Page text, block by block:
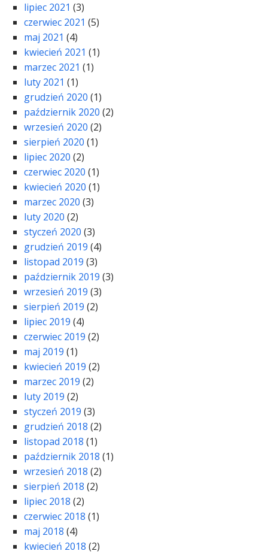
lipiec 2021 (3)
czerwiec 2021 (5)
maj 2021 (4)
kwiecień 2021 (1)
marzec 2021 (1)
luty 2021 (1)
grudzień 2020 (1)
październik 2020 (2)
wrzesień 2020 (2)
sierpień 2020 (1)
lipiec 2020 (2)
czerwiec 2020 (1)
kwiecień 2020 (1)
marzec 2020 (3)
luty 2020 (2)
styczeń 2020 (3)
grudzień 2019 (4)
listopad 2019 (3)
październik 2019 (3)
wrzesień 2019 (3)
sierpień 2019 (2)
lipiec 2019 (4)
czerwiec 2019 (2)
maj 2019 (1)
kwiecień 2019 (2)
marzec 2019 (2)
luty 2019 (2)
styczeń 2019 (3)
grudzień 2018 (2)
listopad 2018 (1)
październik 2018 (1)
wrzesień 2018 (2)
sierpień 2018 (2)
lipiec 2018 (2)
czerwiec 2018 (1)
maj 2018 (4)
kwiecień 2018 (2)